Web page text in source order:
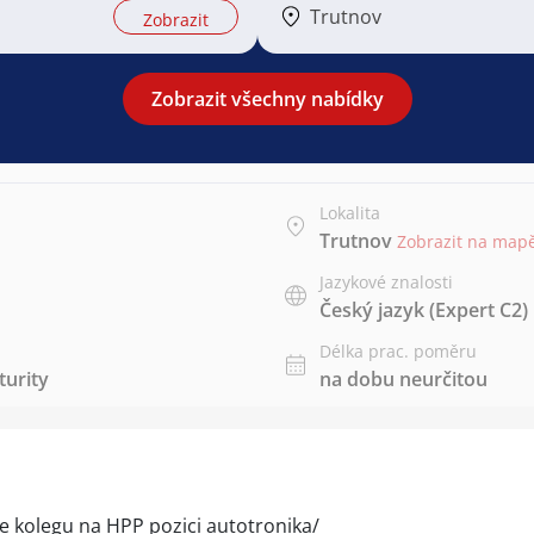
Zobrazit Trutnov
Zobrazit všechny nabídky
Lokalita
Trutnov Zobrazit na
Jazykové znalosti
Český jazyk(Expert C2)
Délka prac. poměru
na dobu neurčitou
kolegu na HPP pozici autotronika/